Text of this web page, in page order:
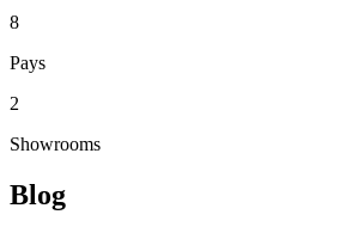
8
Pays
2
Showrooms
Blog